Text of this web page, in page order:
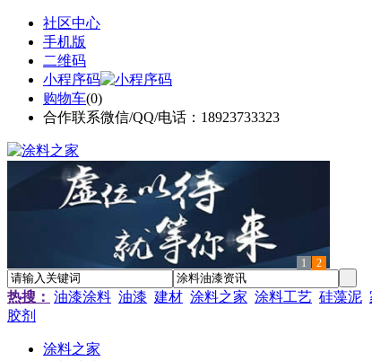
社区中心
手机版
二维码
小程序码
购物车(0)
合作联系微信/QQ/电话：18923733323
1 2
热搜： 油漆涂料 油漆 建材 涂料之家 涂料工艺 硅藻泥
胶剂
涂料之家